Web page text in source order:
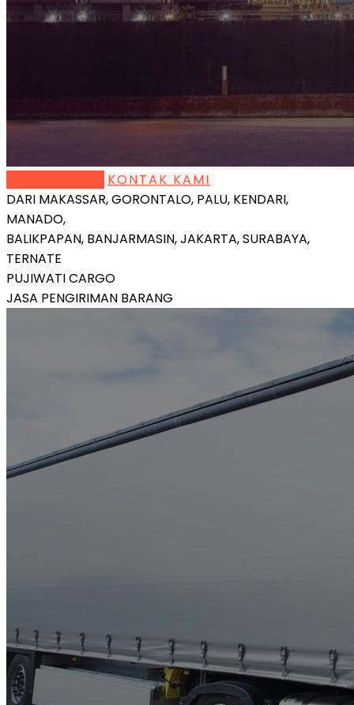
KONTAK KAMI
DARI MAKASSAR, GORONTALO, PALU, KENDARI,
MANADO,
BALIKPAPAN, BANJARMASIN, JAKARTA, SURABAYA,
TERNATE
PUJIWATI CARGO
JASA PENGIRIMAN BARANG